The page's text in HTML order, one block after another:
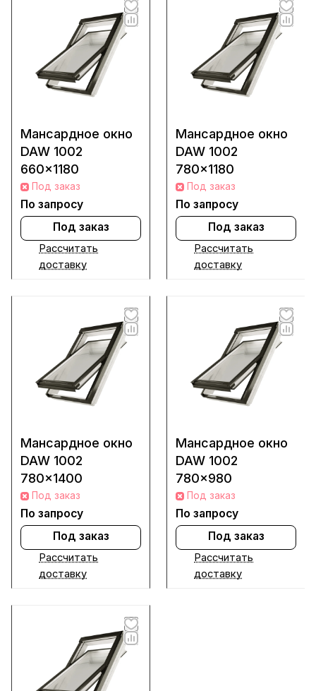
Мансардное окно
DAW 1002
660x1180
Под заказ
По запросу
Под заказ
Рассчитать
доставку
Мансардное окно
DAW 1002
780x1180
Под заказ
По запросу
Под заказ
Рассчитать
доставку
Мансардное окно
DAW 1002
780x1400
Под заказ
По запросу
Под заказ
Рассчитать
доставку
Мансардное окно
DAW 1002
780x980
Под заказ
По запросу
Под заказ
Рассчитать
доставку